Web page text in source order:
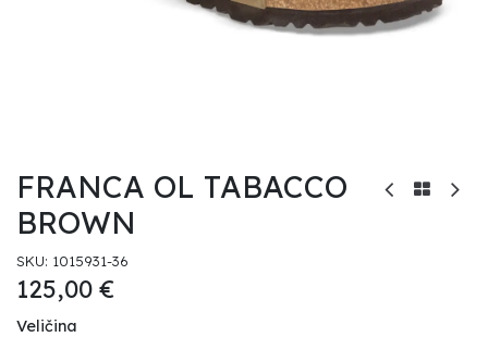
FRANCA OL TABACCO
BROWN
SKU: 1015931-36
125,00 €
Veličina